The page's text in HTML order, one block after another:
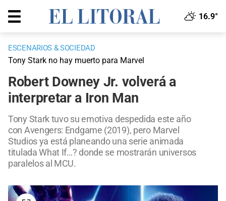
16.9°
ESCENARIOS & SOCIEDAD
Tony Stark no hay muerto para Marvel
Robert Downey Jr. volverá a
interpretar a Iron Man
Tony Stark tuvo su emotiva despedida este año
con Avengers: Endgame (2019), pero Marvel
Studios ya está planeando una serie animada
titulada What If…? donde se mostrarán universos
paralelos al MCU.